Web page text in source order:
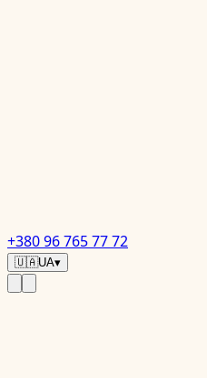
+380 96 765 77 72
🇺🇦UA▾